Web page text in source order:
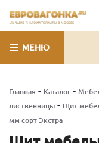
ЛУЧШИЕ ПИЛОМАТЕРИАЛЫ В МОСКВЕ
МЕНЮ
Главная - Каталог -
лиственницы - Щит
мм сорт Экстра